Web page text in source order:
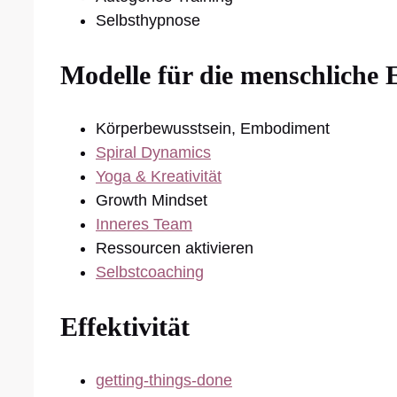
Selbsthypnose
Modelle für die menschliche
Körperbewusstsein, Embodiment
Spiral Dynamics
Yoga & Kreativität
Growth Mindset
Inneres Team
Ressourcen aktivieren
Selbstcoaching
Effektivität
getting-things-done